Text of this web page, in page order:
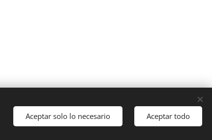
English
Aceptar solo lo necesario Aceptar todo